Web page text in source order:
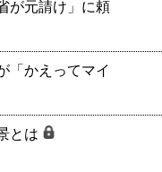
が元請け」に頼
「かえってマイ
とは